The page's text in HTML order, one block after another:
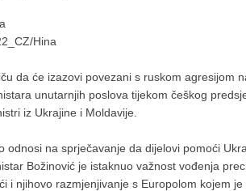
Hina
da će izazovi povezani s ruskom agresijom
unutarnjih poslova tijekom češkog
iz Ukrajine i Moldavije.
odnosi na sprječavanje da dijelovi pomoći
Božinović je istaknuo važnost vođenja
i njihovo razmjenjivanje s Europolom kojem